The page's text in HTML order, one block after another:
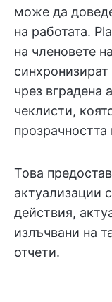
може да
на работата.
на членовете
чрез вградена
чеклисти,
прозрачността
Това
актуализации
действия,
излъчвани на
отчети.